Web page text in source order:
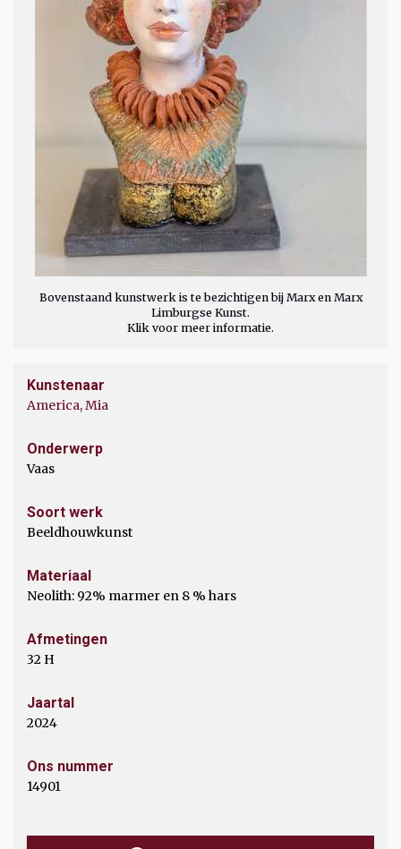
Bovenstaand kunstwerk is te bezichtigen bij Marx en Marx
Limburgse Kunst.
Klik voor meer informatie.
Kunstenaar
America, Mia
Onderwerp
Vaas
Soort werk
Beeldhouwkunst
Materiaal
Neolith: 92% marmer en 8 % hars
Afmetingen
32 H
Jaartal
2024
Ons nummer
14901